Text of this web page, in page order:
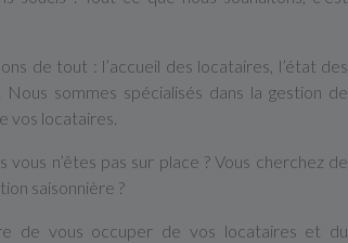
de tout : l’accueil des locataires, l’état des
sommes spécialisés dans la gestion de
vos locataires.
n’êtes pas sur place ? Vous cherchez de
saisonnière ?
de vous occuper de vos locataires et du